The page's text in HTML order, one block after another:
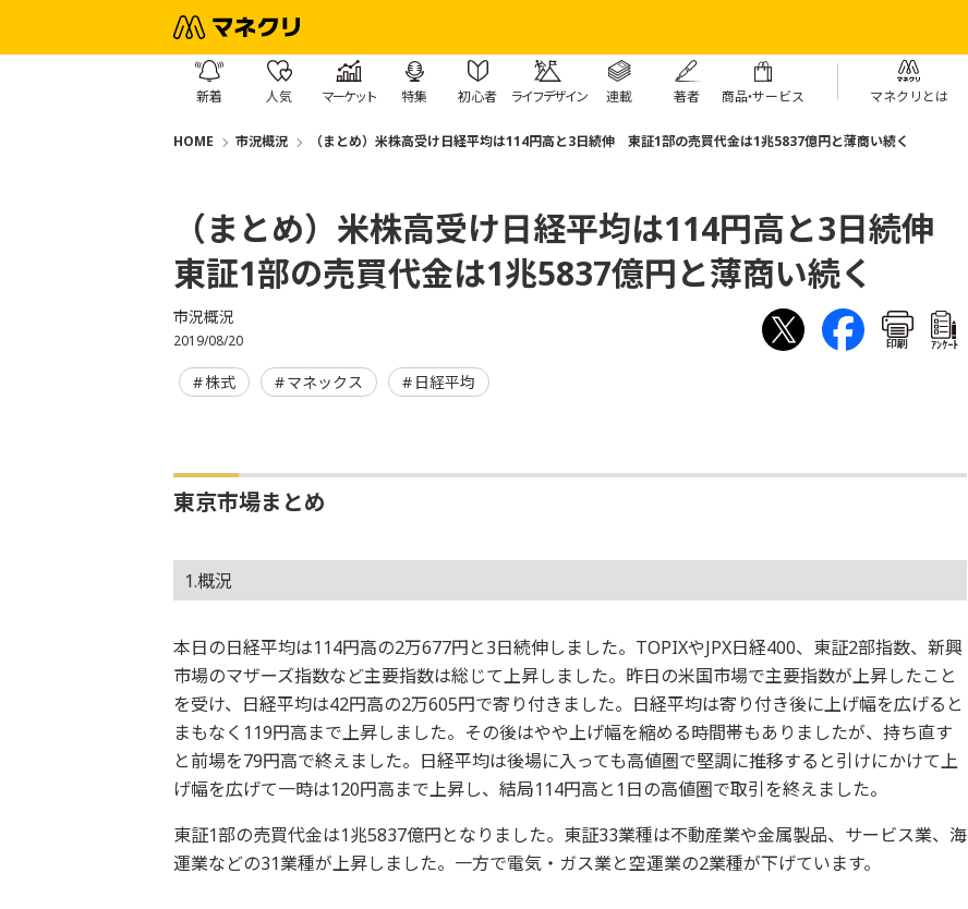
新着 人気 マーケット 特集 初心者 ライフデザイン 連載 著者 商品・サービス マネクリとは
HOME 市況概況 （まとめ）米株高受け日経平均は114円高と3日続伸 東証1部の売買代金は1兆5837億円と薄商い続く
（まとめ）米株高受け日経平均は114円高と3日続伸
東証1部の売買代金は1兆5837億円と薄商い続く
市況概況
2019/08/20 印刷 ｱﾝｹｰﾄ
株式 マネックス 日経平均
東京市場まとめ
1.概況
本日の日経平均は114円高の2万677円と3日続伸しました。TOPIXやJPX日経400、東証2部指数、新興
市場のマザーズ指数など主要指数は総じて上昇しました。昨日の米国市場で主要指数が上昇したこと
を受け、日経平均は42円高の2万605円で寄り付きました。日経平均は寄り付き後に上げ幅を広げると
まもなく119円高まで上昇しました。その後はやや上げ幅を縮める時間帯もありましたが、持ち直す
と前場を79円高で終えました。日経平均は後場に入っても高値圏で堅調に推移すると引けにかけて上
げ幅を広げて一時は120円高まで上昇し、結局114円高と1日の高値圏で取引を終えました。
東証1部の売買代金は1兆5837億円となりました。東証33業種は不動産業や金属製品、サービス業、海
運業などの31業種が上昇しました。一方で電気・ガス業と空運業の2業種が下げています。